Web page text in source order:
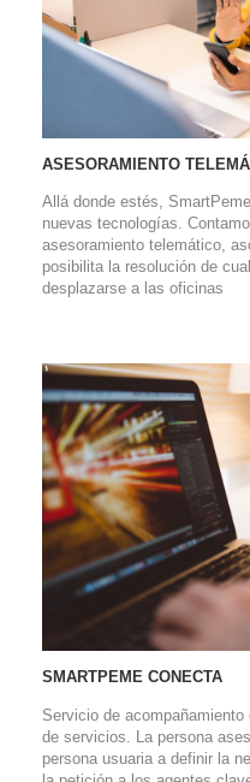
ASESORAMIENTO
Allá donde estés,
nuevas tecnologías.
asesoramiento telemático,
posibilita la resolución de
desplazarse a las oficinas
SMARTPEME CONECTA
Servicio de
de servicios. La persona
persona usuaria a definir la